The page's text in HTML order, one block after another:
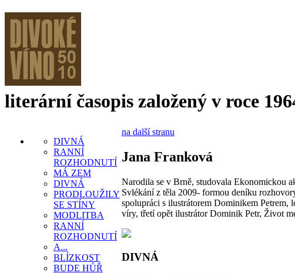
literární časopis založený v roce
DIVNÁ
RANNÍ
ROZHODNUTÍ
MÁ ZEM
DIVNÁ
PRODLOUŽILY
SE STÍNY
MODLITBA
RANNÍ
ROZHODNUTÍ
A...
BLÍZKOST
BUDE HŮŘ
na další stranu
Jana Franková
Narodila se v Brně, studovala Ekonomickou
Svlékání z těla 2009- formou deníku
spolupráci s ilustrátorem Dominikem Petrem,
víry, třetí opět ilustrátor Dominik Petr, Život
DIVNÁ